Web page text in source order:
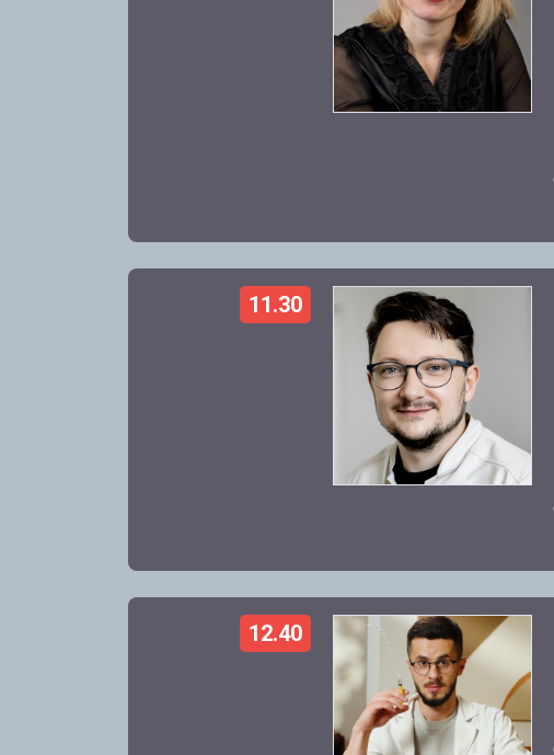
11.30
12.40